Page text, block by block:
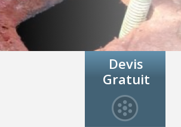
Devis
Gratuit